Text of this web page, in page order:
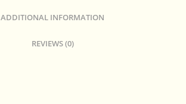
ADDITIONAL INFORMATION
REVIEWS (0)